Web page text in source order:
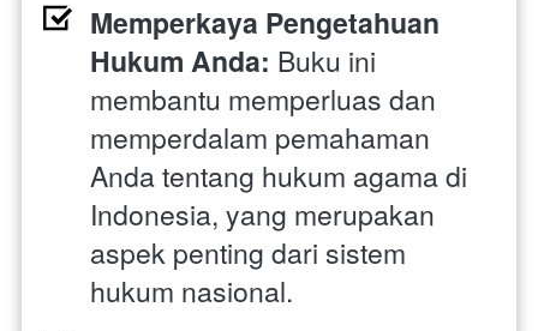
Memperkaya Pengetahuan
Hukum Anda: Buku ini
membantu memperluas dan
memperdalam pemahaman
Anda tentang hukum agama di
Indonesia, yang merupakan
aspek penting dari sistem
hukum nasional.